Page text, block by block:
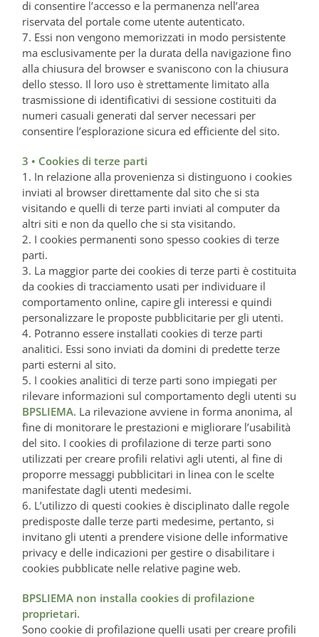
di consentire l’accesso e la permanenza nell’area
riservata del portale come utente autenticato.
7. Essi non vengono memorizzati in modo persistente
ma esclusivamente per la durata della navigazione fino
alla chiusura del browser e svaniscono con la chiusura
dello stesso. Il loro uso è strettamente limitato alla
trasmissione di identificativi di sessione costituiti da
numeri casuali generati dal server necessari per
consentire l’esplorazione sicura ed efficiente del sito.
3 • Cookies di terze parti
1. In relazione alla provenienza si distinguono i cookies
inviati al browser direttamente dal sito che si sta
visitando e quelli di terze parti inviati al computer da
altri siti e non da quello che si sta visitando.
2. I cookies permanenti sono spesso cookies di terze
parti.
3. La maggior parte dei cookies di terze parti è costituita
da cookies di tracciamento usati per individuare il
comportamento online, capire gli interessi e quindi
personalizzare le proposte pubblicitarie per gli utenti.
4. Potranno essere installati cookies di terze parti
analitici. Essi sono inviati da domini di predette terze
parti esterni al sito.
5. I cookies analitici di terze parti sono impiegati per
rilevare informazioni sul comportamento degli utenti su
BPSLIEMA. La rilevazione avviene in forma anonima, al
fine di monitorare le prestazioni e migliorare l’usabilità
del sito. I cookies di profilazione di terze parti sono
utilizzati per creare profili relativi agli utenti, al fine di
proporre messaggi pubblicitari in linea con le scelte
manifestate dagli utenti medesimi.
6. L’utilizzo di questi cookies è disciplinato dalle regole
predisposte dalle terze parti medesime, pertanto, si
invitano gli utenti a prendere visione delle informative
privacy e delle indicazioni per gestire o disabilitare i
cookies pubblicate nelle relative pagine web.
BPSLIEMA non installa cookies di profilazione
proprietari.
Sono cookie di profilazione quelli usati per creare profili